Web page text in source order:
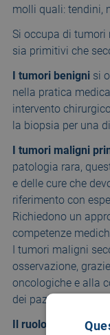
molli quali: tendini,
Si occupa di
sia primitivi che
I tumori benigni si
nella pratica
intervento
la biopsia per una
I tumori maligni
patologia rara,
e delle cure che
riferimento con
Richiedono un
competenze
I tumori maligni
osservazione,
oncologiche e alla
dei pazienti
Il ruolo della